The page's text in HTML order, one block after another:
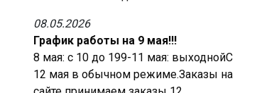
08.05.2026
График работы на 9 мая!!!
8 мая: с 10 до 199-11 мая: выходнойС
12 мая в обычном режиме.Заказы на